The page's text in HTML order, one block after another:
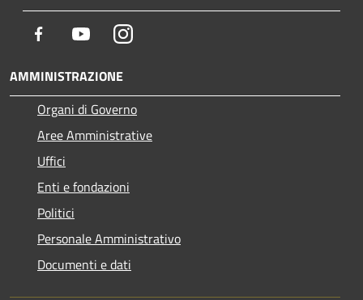
Facebook YoutubeInstagram
AMMINISTRAZIONE
Organi di Governo
Aree Amministrative
Uffici
Enti e fondazioni
Politici
Personale Amministrativo
Documenti e dati